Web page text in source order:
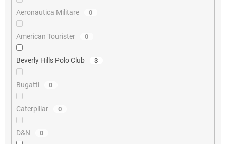
Aeronautica Militare 0
American Tourister 0
Beverly Hills Polo Club 3
Bugatti 0
Caterpillar 0
D&N 0